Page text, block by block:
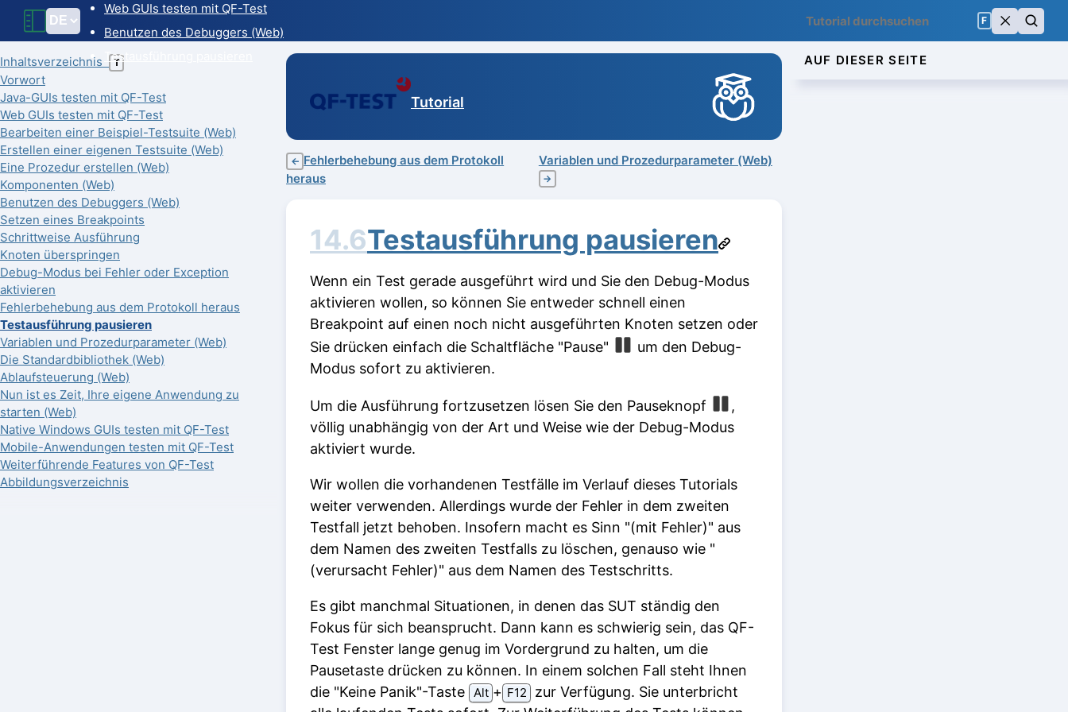
Web GUIs testen mit QF-Test
Benutzen des Debuggers (Web)
Testausführung pausieren
F
Tutorial
Inhaltsverzeichnis T
Vorwort
Java-GUIs testen mit QF-Test
Web GUIs testen mit QF-Test
Bearbeiten einer Beispiel-Testsuite (Web)
Erstellen einer eigenen Testsuite (Web)
Eine Prozedur erstellen (Web)
Komponenten (Web)
Benutzen des Debuggers (Web)
Setzen eines Breakpoints
Schrittweise Ausführung
Knoten überspringen
Debug-Modus bei Fehler oder Exception
aktivieren
Fehlerbehebung aus dem Protokoll heraus
Testausführung pausieren
Variablen und Prozedurparameter (Web)
Die Standardbibliothek (Web)
Ablaufsteuerung (Web)
Nun ist es Zeit, Ihre eigene Anwendung zu
starten (Web)
Native Windows GUIs testen mit QF-Test
Mobile-Anwendungen testen mit QF-Test
Weiterführende Features von QF-Test
Abbildungsverzeichnis
AUF DIESER SEITE
← Fehlerbehebung aus dem Protokoll
heraus
Variablen und Prozedurparameter (Web)
→
14.6Testausführung pausieren
Wenn ein Test gerade ausgeführt wird und Sie den Debug-Modus
aktivieren wollen, so können Sie entweder schnell einen
Breakpoint auf einen noch nicht ausgeführten Knoten setzen oder
Sie drücken einfach die Schaltfläche "Pause"
um den Debug-
Modus sofort zu aktivieren.
Um die Ausführung fortzusetzen lösen Sie den Pauseknopf
,
völlig unabhängig von der Art und Weise wie der Debug-Modus
aktiviert wurde.
Wir wollen die vorhandenen Testfälle im Verlauf dieses Tutorials
weiter verwenden. Allerdings wurde der Fehler in dem zweiten
Testfall jetzt behoben. Insofern macht es Sinn "(mit Fehler)" aus
dem Namen des zweiten Testfalls zu löschen, genauso wie "
(verursacht Fehler)" aus dem Namen des Testschritts.
Es gibt manchmal Situationen, in denen das SUT ständig den
Fokus für sich beansprucht. Dann kann es schwierig sein, das QF-
Test Fenster lange genug im Vordergrund zu halten, um die
Pausetaste drücken zu können. In einem solchen Fall steht Ihnen
die "Keine Panik"-Taste Alt ⁠+⁠ F12
zur Verfügung. Sie unterbricht